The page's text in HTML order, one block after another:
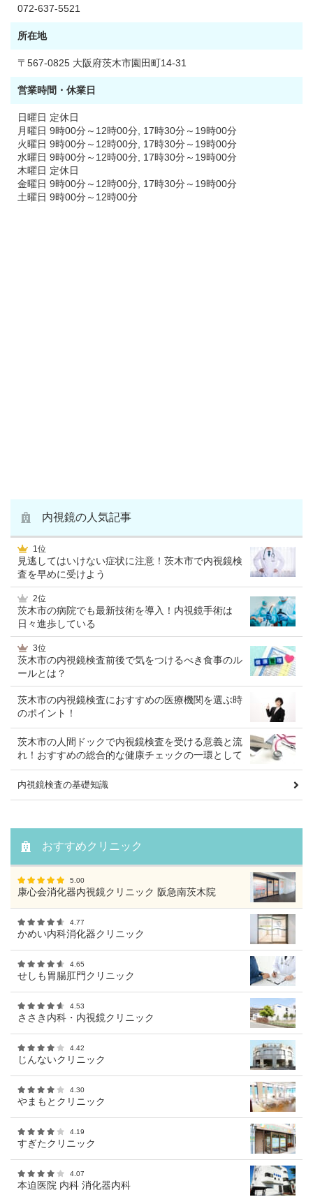
072-637-5521
所在地
〒567-0825 大阪府茨木市園田町14-31
営業時間・休業日
日曜日 定休日
月曜日 9時00分～12時00分, 17時30分～19時00分
火曜日 9時00分～12時00分, 17時30分～19時00分
水曜日 9時00分～12時00分, 17時30分～19時00分
木曜日 定休日
金曜日 9時00分～12時00分, 17時30分～19時00分
土曜日 9時00分～12時00分
内視鏡の人気記事
1位
見逃してはいけない症状に注意！茨木市で内視鏡検
査を早めに受けよう
2位
茨木市の病院でも最新技術を導入！内視鏡手術は
日々進歩している
3位
茨木市の内視鏡検査前後で気をつけるべき食事のル
ールとは？
茨木市の内視鏡検査におすすめの医療機関を選ぶ時
のポイント！
茨木市の人間ドックで内視鏡検査を受ける意義と流
れ！おすすめの総合的な健康チェックの一環として
内視鏡検査の基礎知識
おすすめクリニック
5.00
康心会消化器内視鏡クリニック 阪急南茨木院
4.77
かめい内科消化器クリニック
4.65
せしも胃腸肛門クリニック
4.53
ささき内科・内視鏡クリニック
4.42
じんないクリニック
4.30
やまもとクリニック
4.19
すぎたクリニック
4.07
本迫医院 内科 消化器内科